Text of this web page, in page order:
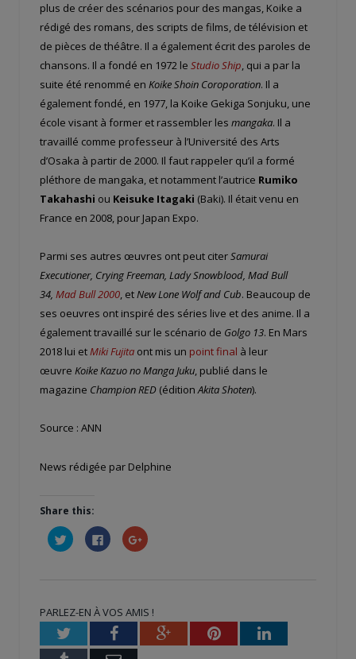
plus de créer des scénarios pour des mangas, Koike a
rédigé des romans, des scripts de films, de télévision et
de pièces de théâtre. Il a également écrit des paroles de
chansons. Il a fondé en 1972 le Studio Ship, qui a par la
suite été renommé en Koike Shoin Coroporation. Il a
également fondé, en 1977, la Koike Gekiga Sonjuku, une
école visant à former et rassembler les mangaka. Il a
travaillé comme professeur à l’Université des Arts
d’Osaka à partir de 2000. Il faut rappeler qu’il a formé
pléthore de mangaka, et notamment l’autrice Rumiko
Takahashi ou Keisuke Itagaki (Baki). Il était venu en
France en 2008, pour Japan Expo.
Parmi ses autres œuvres ont peut citerSamurai
Executioner, Crying Freeman, Lady Snowblood, Mad Bull
34, Mad Bull 2000, etNew Lone Wolf and Cub. Beaucoup de
ses oeuvres ont inspiré des séries live et des anime. Il a
également travaillé sur le scénario de Golgo 13. En Mars
2018 lui etMiki Fujita ont mis un point final à leur
œuvre Koike Kazuo no Manga Juku, publié dans le
magazine Champion RED (éditionAkita Shoten).
Source : ANN
News rédigée par Delphine
Share this:
Cliquez
pour
partager
fenêtre)
Cliquez
pour
partager
fenêtre)
Cliquez
pour
nouvelle
fenêtre)
PARLEZ-EN À VOS AMIS !
TwitterFacebookGoogle+PinterestLinkedIn